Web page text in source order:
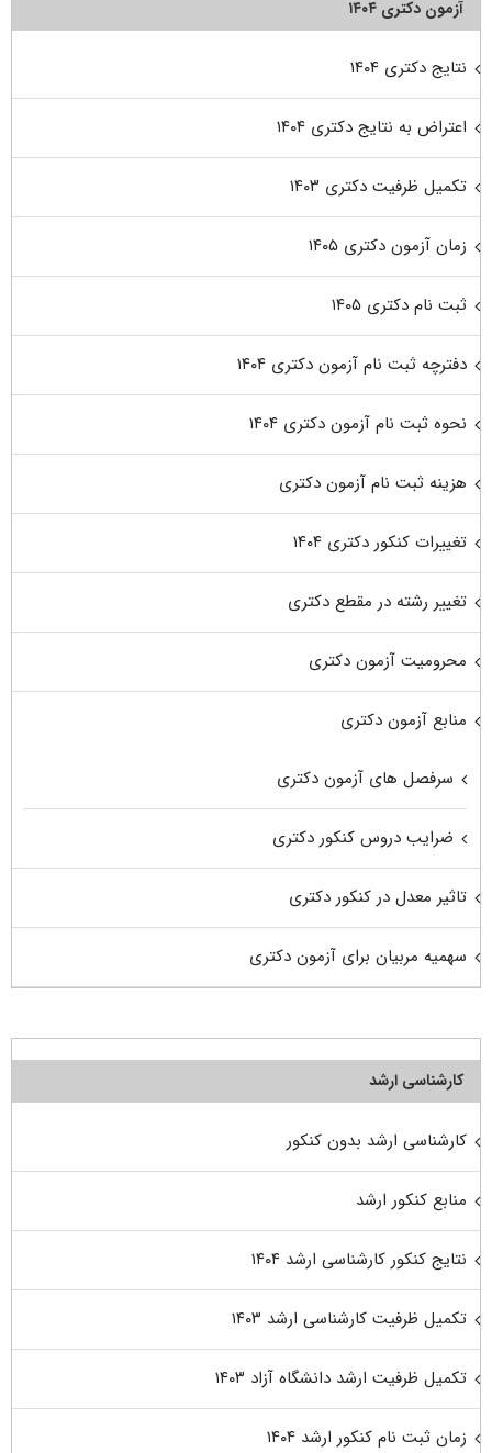
آزمون دکتری ۱۴۰۴
نتایج دکتری ۱۴۰۴
اعتراض به نتایج دکتری ۱۴۰۴
تکمیل ظرفیت دکتری ۱۴۰۳
زمان آزمون دکتری ۱۴۰۵
ثبت نام دکتری ۱۴۰۵
دفترچه ثبت نام آزمون دکتری ۱۴۰۴
نحوه ثبت نام آزمون دکتری ۱۴۰۴
هزینه ثبت نام آزمون دکتری
تغییرات کنکور دکتری ۱۴۰۴
تغییر رشته در مقطع دکتری
محرومیت آزمون دکتری
منابع آزمون دکتری
سرفصل های آزمون دکتری
ضرایب دروس کنکور دکتری
تاثیر معدل در کنکور دکتری
سهمیه مربیان برای آزمون دکتری
کارشناسی ارشد
کارشناسی ارشد بدون کنکور
منابع کنکور ارشد
نتایج کنکور کارشناسی ارشد ۱۴۰۴
تکمیل ظرفیت کارشناسی ارشد ۱۴۰۳
تکمیل ظرفیت ارشد دانشگاه آزاد ۱۴۰۳
زمان ثبت نام کنکور ارشد ۱۴۰۴